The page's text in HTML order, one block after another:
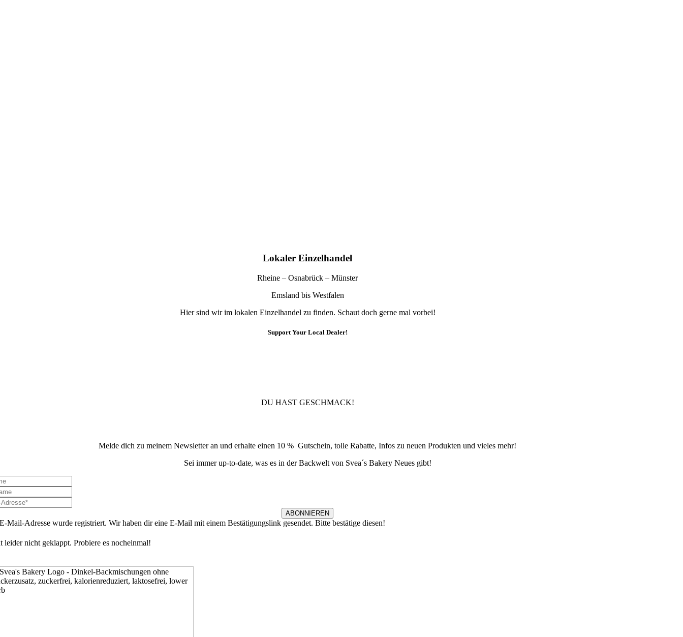
Lokaler Einzelhandel
Rheine – Osnabrück – Münster
Emsland bis Westfalen
Hier sind wir im lokalen Einzelhandel zu finden. Schaut doch gerne mal vorbei!
Support Your Local Dealer!
DU HAST GESCHMACK!
Melde dich zu meinem Newsletter an und erhalte einen 10 % Gutschein, tolle Rabatte, Infos zu neuen Produkten und vieles mehr!
Sei immer up-to-date, was es in der Backwelt von Svea´s Bakery Neues gibt!
ABONNIEREN
Mail-Adresse wurde registriert. Wir haben dir eine E-Mail mit einem Bestätigungslink gesendet. Bitte bestätige diesen!
leider nicht geklappt. Probiere es nocheinmal!